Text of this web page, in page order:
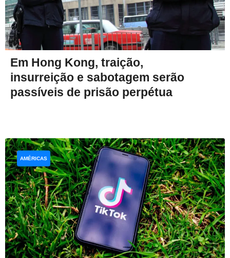
Em Hong Kong, traição,
insurreição e sabotagem serão
passíveis de prisão perpétua
AMÉRICAS